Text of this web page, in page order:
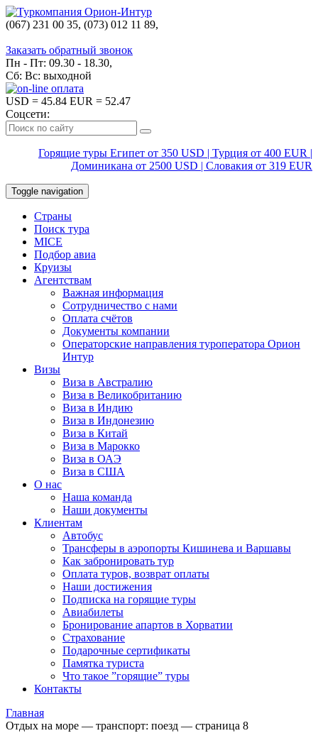
(067) 231 00 35, (073) 012 11 89,
Заказать обратный звонок
Пн - Пт: 09.30 - 18.30,
Сб: Вс: выходной
USD = 45.84 EUR = 52.47
Соцсети:
Горящие туры Египет от 350 USD | Турция от 400 EUR |
Доминикана от 2500 USD | Словакия от 319 EUR
Toggle navigation
Страны
Поиск тура
MICE
Подбор авиа
Круизы
Агентствам
Важная информация
Сотрудничество с нами
Оплата счётов
Документы компании
Операторские направления туроператора Орион
Интур
Визы
Виза в Австралию
Виза в Великобританию
Виза в Индию
Виза в Индонезию
Виза в Китай
Виза в Марокко
Виза в ОАЭ
Виза в США
О нас
Наша команда
Наши документы
Клиентам
Автобус
Трансферы в аэропорты Кишинева и Варшавы
Как забронировать тур
Оплата туров, возврат оплаты
Наши достижения
Подписка на горящие туры
Авиабилеты
Бронирование апартов в Хорватии
Страхование
Подарочные сертификаты
Памятка туриста
Что такое ”горящие” туры
Контакты
Главная
Отдых на море — транспорт: поезд — страница 8